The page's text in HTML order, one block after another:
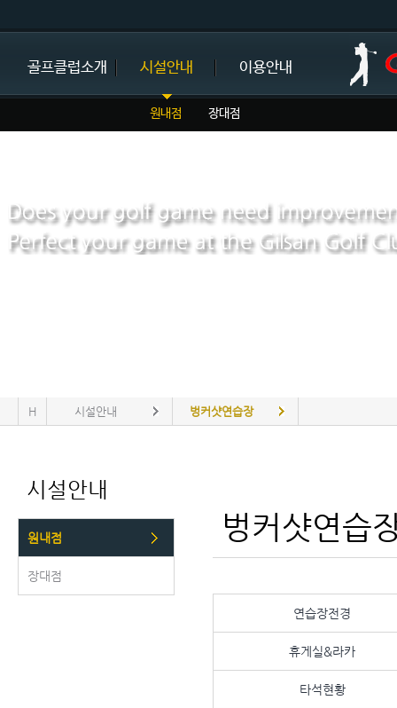
골프클럽소개 시설안내
원내점 장대점
이용안내
H 시설안내 벙커샷연습장
시설안내
원내점
장대점
벙커샷연습
연습장전경
휴게실&라카
타석현황